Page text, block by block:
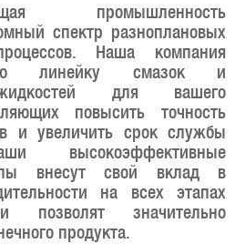
промышленность
спектр разноплановых
Наша компания
линейку смазок и
жидкостей для вашего
повысить точность
и увеличить срок службы
высокоэффективные
внесут свой вклад в
на всех этапах
и позволят значительно
продукта.